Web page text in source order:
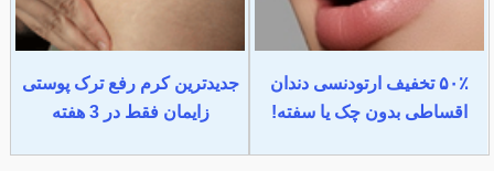
۵۰٪ تخفیف ارتودنسی دندان
اقساطی بدون چک یا سفته!
جدیدترین کرم رفع ترک پوستی
زایمان فقط در 3 هفته